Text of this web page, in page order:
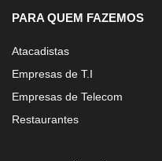
PARA QUEM FAZEMOS
Atacadistas
Empresas de T.I
Empresas de Telecom
Restaurantes